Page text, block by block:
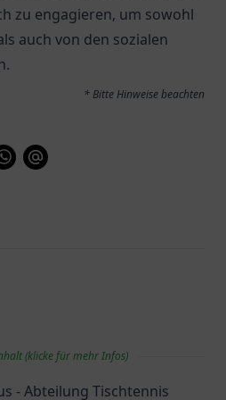
zu engagieren, um sowohl
auch von den sozialen
* Bitte Hinweise beachten
(klicke für mehr Infos)
- Abteilung Tischtennis